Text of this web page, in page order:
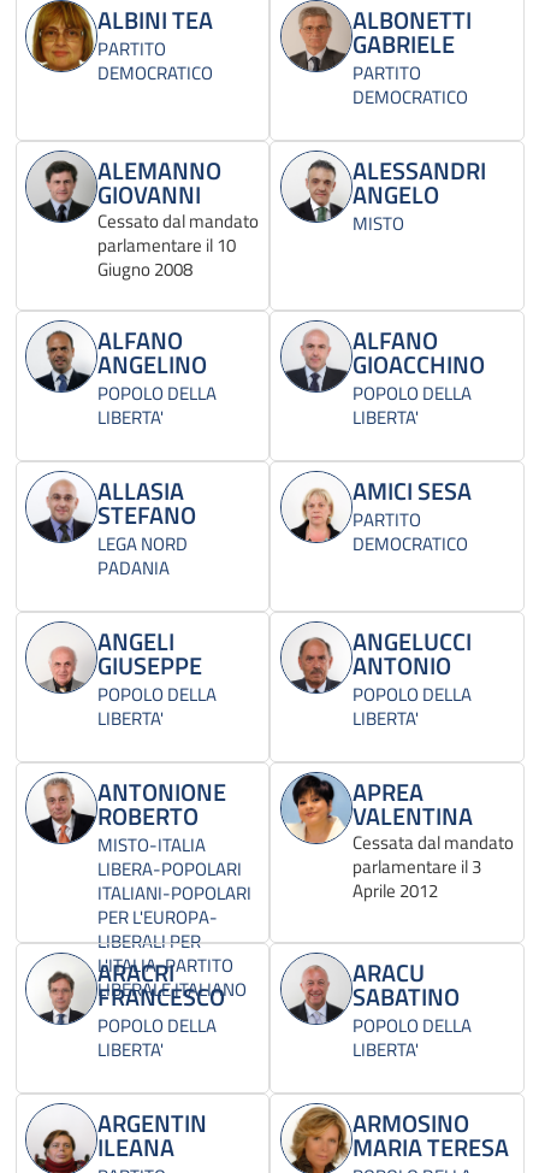
ALBINI TEA
PARTITO
DEMOCRATICO
ALBONETTI
GABRIELE
PARTITO
DEMOCRATICO
ALEMANNO
GIOVANNI
Cessato dal mandato
parlamentare il 10
Giugno 2008
ALESSANDRI
ANGELO
MISTO
ALFANO
ANGELINO
POPOLO DELLA
LIBERTA'
ALFANO
GIOACCHINO
POPOLO DELLA
LIBERTA'
ALLASIA
STEFANO
LEGA NORD
PADANIA
AMICI SESA
PARTITO
DEMOCRATICO
ANGELI
GIUSEPPE
POPOLO DELLA
LIBERTA'
ANGELUCCI
ANTONIO
POPOLO DELLA
LIBERTA'
ANTONIONE
ROBERTO
MISTO-ITALIA
LIBERA-POPOLARI
ITALIANI-POPOLARI
PER L'EUROPA-
LIBERALI PER
L'ITALIA-PARTITO
LIBERALE ITALIANO
APREA
VALENTINA
Cessata dal mandato
parlamentare il 3
Aprile 2012
ARACRI
FRANCESCO
POPOLO DELLA
LIBERTA'
ARACU
SABATINO
POPOLO DELLA
LIBERTA'
ARGENTIN
ILEANA
ARMOSINO
MARIA TERESA